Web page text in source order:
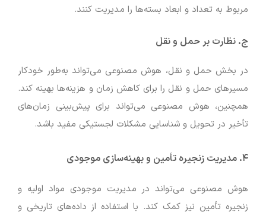
مربوط به تعداد و ابعاد بسته‌ها را مدیریت کنند.
ج. نظارت بر حمل و نقل
در بخش حمل و نقل، هوش مصنوعی می‌تواند به‌طور خودکار
مسیرهای حمل و نقل را برای کاهش زمان و هزینه‌ها بهینه کند.
همچنین، هوش مصنوعی می‌تواند برای پیش‌بینی زمان‌های
تأخیر در تحویل و شناسایی مشکلات لجستیکی مفید باشد.
۴. مدیریت زنجیره تأمین و بهینه‌سازی موجودی
هوش مصنوعی می‌تواند در مدیریت موجودی مواد اولیه و
زنجیره تأمین نیز کمک کند. با استفاده از داده‌های تاریخی و